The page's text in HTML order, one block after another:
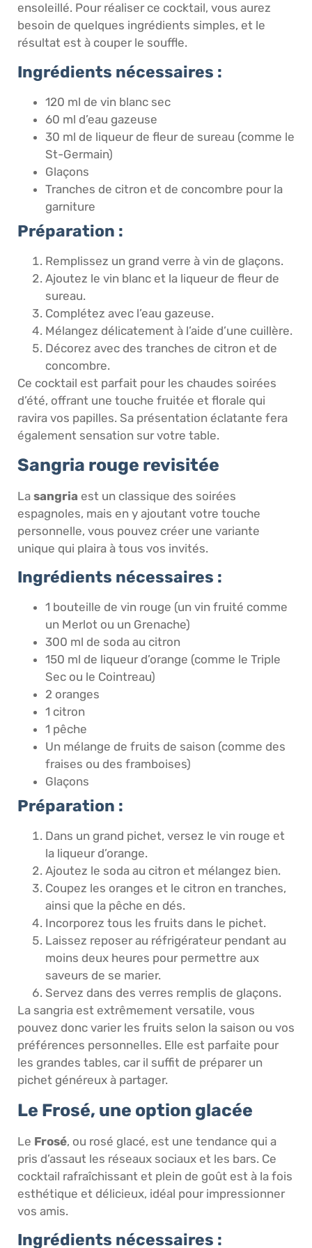
ensoleillé. Pour réaliser ce cocktail, vous aurez
besoin de quelques ingrédients simples, et le
résultat est à couper le souffle.
Ingrédients nécessaires :
120 ml de vin blanc sec
60 ml d’eau gazeuse
30 ml de liqueur de fleur de sureau (comme le
St-Germain)
Glaçons
Tranches de citron et de concombre pour la
garniture
Préparation :
Remplissez un grand verre à vin de glaçons.
Ajoutez le vin blanc et la liqueur de fleur de
sureau.
Complétez avec l’eau gazeuse.
Mélangez délicatement à l’aide d’une cuillère.
Décorez avec des tranches de citron et de
concombre.
Ce cocktail est parfait pour les chaudes soirées
d’été, offrant une touche fruitée et florale qui
ravira vos papilles. Sa présentation éclatante fera
également sensation sur votre table.
Sangria rouge revisitée
La sangria est un classique des soirées
espagnoles, mais en y ajoutant votre touche
personnelle, vous pouvez créer une variante
unique qui plaira à tous vos invités.
Ingrédients nécessaires :
1 bouteille de vin rouge (un vin fruité comme
un Merlot ou un Grenache)
300 ml de soda au citron
150 ml de liqueur d’orange (comme le Triple
Sec ou le Cointreau)
2 oranges
1 citron
1 pêche
Un mélange de fruits de saison (comme des
fraises ou des framboises)
Glaçons
Préparation :
Dans un grand pichet, versez le vin rouge et
la liqueur d’orange.
Ajoutez le soda au citron et mélangez bien.
Coupez les oranges et le citron en tranches,
ainsi que la pêche en dés.
Incorporez tous les fruits dans le pichet.
Laissez reposer au réfrigérateur pendant au
moins deux heures pour permettre aux
saveurs de se marier.
Servez dans des verres remplis de glaçons.
La sangria est extrêmement versatile, vous
pouvez donc varier les fruits selon la saison ou vos
préférences personnelles. Elle est parfaite pour
les grandes tables, car il suffit de préparer un
pichet généreux à partager.
Le Frosé, une option glacée
Le Frosé, ou rosé glacé, est une tendance qui a
pris d’assaut les réseaux sociaux et les bars. Ce
cocktail rafraîchissant et plein de goût est à la fois
esthétique et délicieux, idéal pour impressionner
vos amis.
Ingrédients nécessaires :